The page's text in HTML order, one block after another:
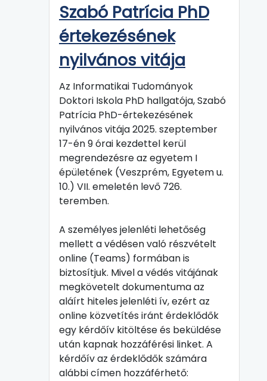
Szabó Patrícia PhD
értekezésének
nyilvános vitája
Az Informatikai Tudományok
Doktori Iskola PhD hallgatója, Szabó
Patrícia PhD-értekezésének
nyilvános vitája 2025. szeptember
17-én 9 órai kezdettel kerül
megrendezésre az egyetem I
épületének (Veszprém, Egyetem u.
10.) VII. emeletén levő 726.
teremben.
A személyes jelenléti lehetőség
mellett a védésen való részvételt
online (Teams) formában is
biztosítjuk. Mivel a védés vitájának
megkövetelt dokumentuma az
aláírt hiteles jelenléti ív, ezért az
online közvetítés iránt érdeklődők
egy kérdőív kitöltése és beküldése
után kapnak hozzáférési linket. A
kérdőív az érdeklődők számára
alábbi címen hozzáférhető: